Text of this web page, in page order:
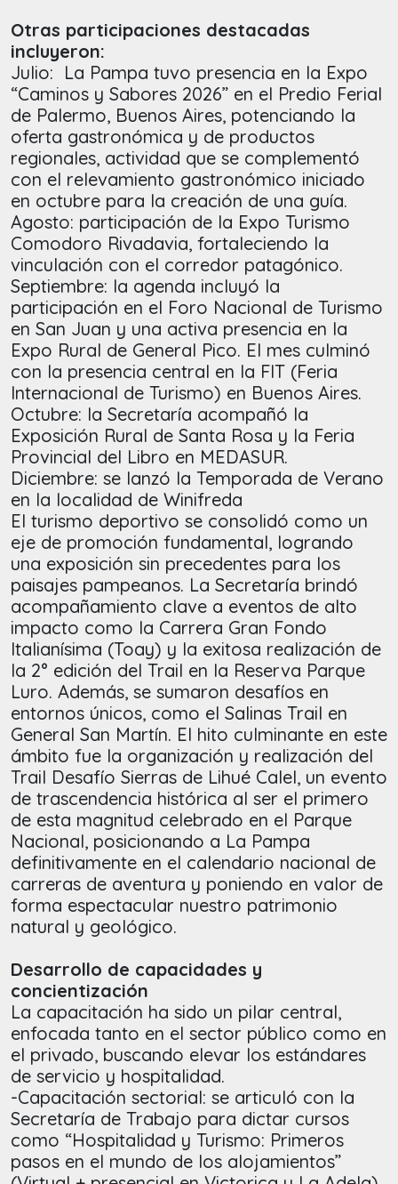
Otras participaciones destacadas
incluyeron:
Julio: La Pampa tuvo presencia en la Expo
“Caminos y Sabores 2026” en el Predio Ferial
de Palermo, Buenos Aires, potenciando la
oferta gastronómica y de productos
regionales, actividad que se complementó
con el relevamiento gastronómico iniciado
en octubre para la creación de una guía.
Agosto: participación de la Expo Turismo
Comodoro Rivadavia, fortaleciendo la
vinculación con el corredor patagónico.
Septiembre: la agenda incluyó la
participación en el Foro Nacional de Turismo
en San Juan y una activa presencia en la
Expo Rural de General Pico. El mes culminó
con la presencia central en la FIT (Feria
Internacional de Turismo) en Buenos Aires.
Octubre: la Secretaría acompañó la
Exposición Rural de Santa Rosa y la Feria
Provincial del Libro en MEDASUR.
Diciembre: se lanzó la Temporada de Verano
en la localidad de Winifreda
El turismo deportivo se consolidó como un
eje de promoción fundamental, logrando
una exposición sin precedentes para los
paisajes pampeanos. La Secretaría brindó
acompañamiento clave a eventos de alto
impacto como la Carrera Gran Fondo
Italianísima (Toay) y la exitosa realización de
la 2° edición del Trail en la Reserva Parque
Luro. Además, se sumaron desafíos en
entornos únicos, como el Salinas Trail en
General San Martín. El hito culminante en este
ámbito fue la organización y realización del
Trail Desafío Sierras de Lihué Calel, un evento
de trascendencia histórica al ser el primero
de esta magnitud celebrado en el Parque
Nacional, posicionando a La Pampa
definitivamente en el calendario nacional de
carreras de aventura y poniendo en valor de
forma espectacular nuestro patrimonio
natural y geológico.
Desarrollo de capacidades y
concientización
La capacitación ha sido un pilar central,
enfocada tanto en el sector público como en
el privado, buscando elevar los estándares
de servicio y hospitalidad.
-Capacitación sectorial: se articuló con la
Secretaría de Trabajo para dictar cursos
como “Hospitalidad y Turismo: Primeros
pasos en el mundo de los alojamientos”